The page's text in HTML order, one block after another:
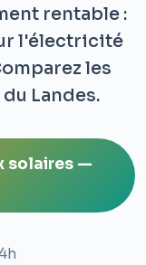
rentable :
l'électricité
les
Landes.
solaires —